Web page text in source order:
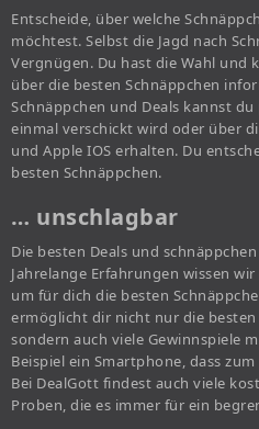
Entscheide, über welche
möchtest. Selbst die Jagd nach
Vergnügen. Du hast die Wahl und
über die besten Schnäppchen
Schnäppchen und Deals kannst
einmal verschickt wird oder über
und Apple IOS erhalten. Du
besten Schnäppchen.
… unschlagbar
Die besten Deals und
Jahrelange Erfahrungen wissen
um für dich die besten
ermöglicht dir nicht nur die besten
sondern auch viele Gewinnspiele
Beispiel ein Smartphone, dass
Bei DealGott findest auch viele
Proben, die es immer für ein